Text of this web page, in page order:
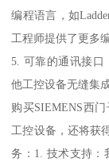
编程语言，如
工程师提供了更多
5. 可靠的通讯接口
他工控设备无缝集
购买SIEMENS西
工控设备，还将获
务：1. 技术支持：